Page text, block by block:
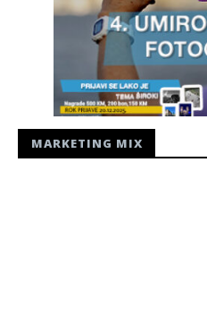
MARKETING MIX